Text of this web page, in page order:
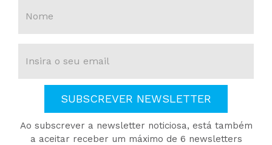
SUBSCREVER NEWSLETTER
Ao subscrever a newsletter noticiosa, está também
a aceitar receber um máximo de 6 newsletters